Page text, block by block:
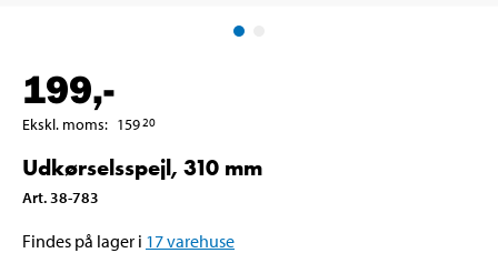
199,-
Ekskl. moms: 15920
Udkørselsspejl, 310 mm
Art. 38-783
Findes på lager i 17varehuse